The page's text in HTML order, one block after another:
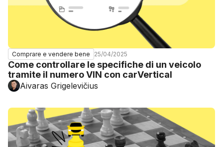
Comprare e vendere bene 25/04/2025
Come controllare le specifiche di un veicolo
tramite il numero VIN con carVertical
Aivaras Grigelevičius